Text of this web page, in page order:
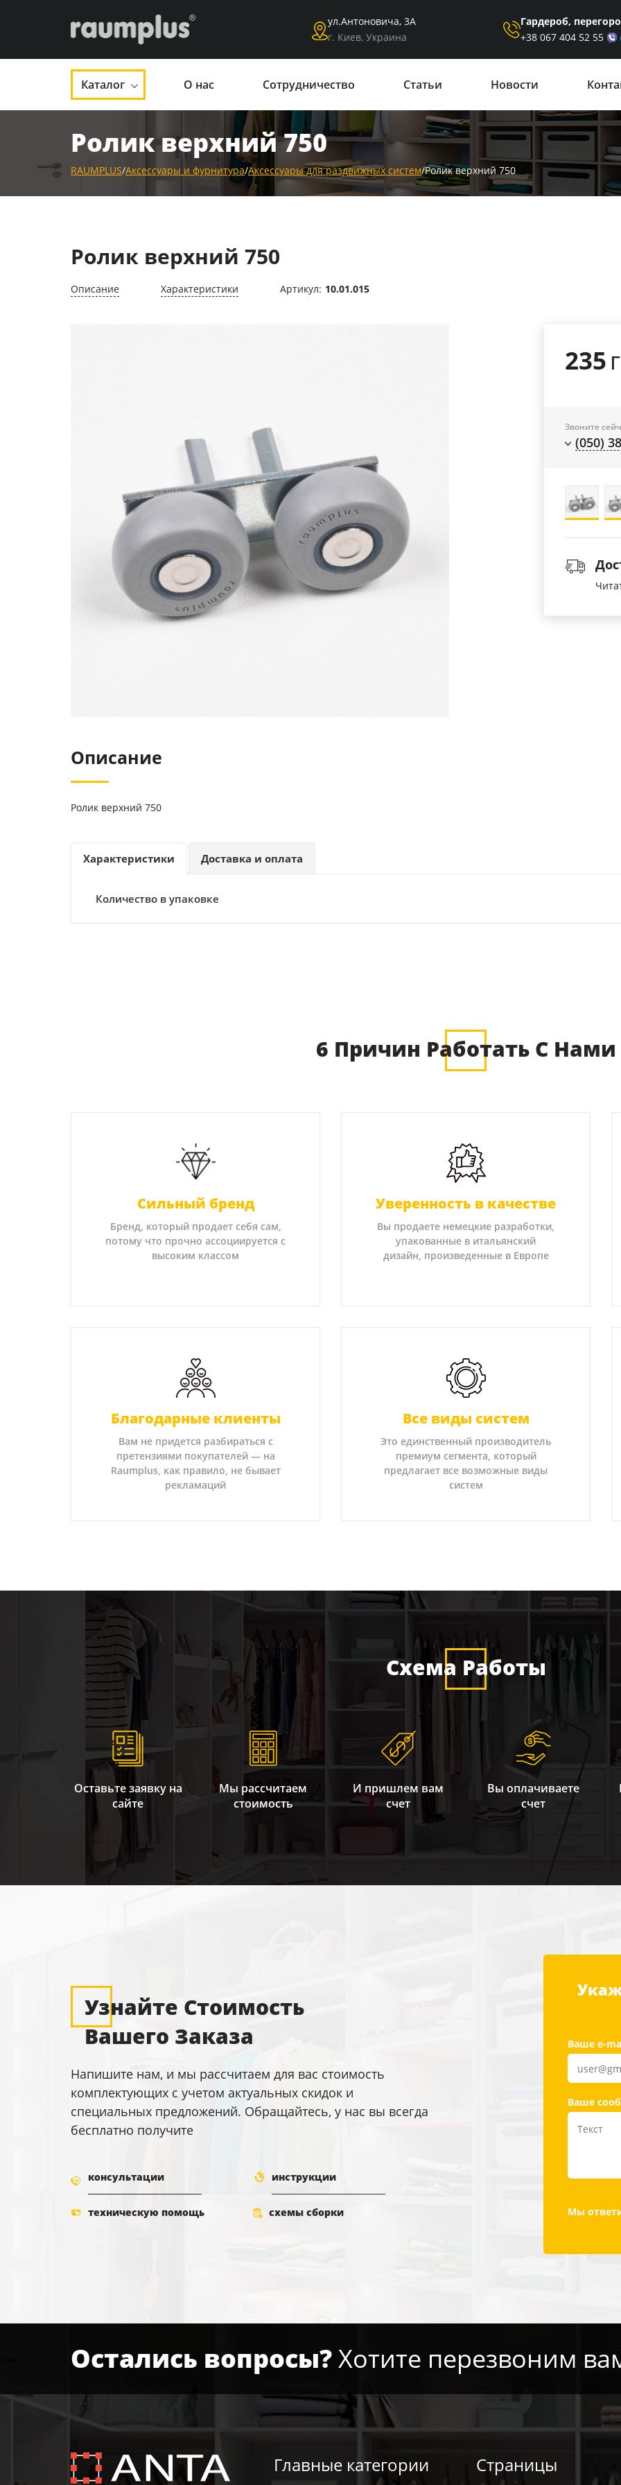
ул.Антоновича, 3А
г. Киев, Украина
Гардероб,
+38 067 404 52 55
Каталог О нас Сотрудничество Статьи Новости
Ролик верхний 750
RAUMPLUS/Аксессуары и фурнитура/Аксессуары для раздвижных систем/Ролик верхний 750
Ролик верхний 750
Описание Характеристики Артикул: 10.01.015
235
Звоните
(050)
Описание
Ролик верхний 750
Характеристики Доставка и оплата
Количество в упаковке
6 Причин Работать С Нами
Сильный бренд
Бренд, который продает себя сам,
потому что прочно ассоциируется с
высоким классом
Уверенность в качестве
Вы продаете немецкие разработки,
упакованные в итальянский
дизайн, произведенные в Европе
Благодарные клиенты
Вам не придется разбираться с
претензиями покупателей — на
Raumplus, как правило, не бывает
рекламаций
Все виды систем
Это единственный производитель
премиум сегмента, который
предлагает все возможные виды
систем
Схема Работы
Оставьте заявку на
сайте
Мы рассчитаем
стоимость
И пришлем вам
счет
Вы оплачиваете
счет
Узнайте Стоимость
Вашего Заказа
Напишите нам, и мы рассчитаем для вас стоимость
комплектующих с учетом актуальных скидок и
специальных предложений. Обращайтесь, у нас вы всегда
бесплатно получите
консультации инструкции
техническую помощь схемы сборки
Ваше e-
Ваше
Мы
Остались вопросы?Хотите перезвоним
Главные категории Страницы